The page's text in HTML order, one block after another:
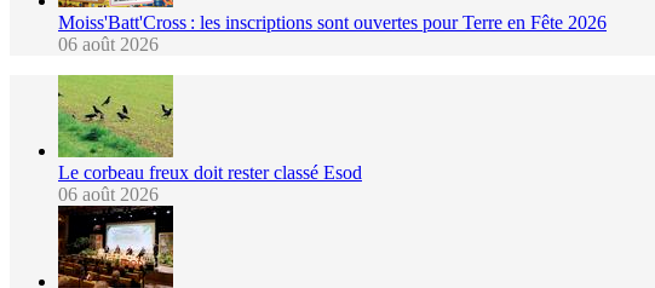
Moiss'Batt'Cross : les inscriptions sont ouvertes pour Terre en Fête 2026
06 août 2026
Le corbeau freux doit rester classé Esod
06 août 2026